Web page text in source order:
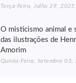
Terça-Feira, Julho 29, 2025
O misticismo animal e
das ilustrações de
Amorim
Quinta-Feira, Setembro 03,